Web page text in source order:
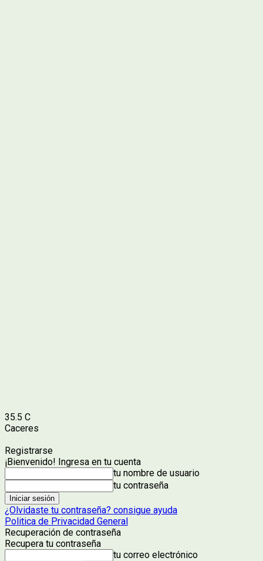
35.5 C
Caceres
Registrarse
¡Bienvenido! Ingresa en tu cuenta
tu nombre de usuario
tu contraseña
¿Olvidaste tu contraseña? consigue ayuda
Politica de Privacidad General
Recuperación de contraseña
Recupera tu contraseña
tu correo electrónico